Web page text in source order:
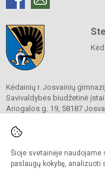
Šioje svetainėje
paslaugų kokybę,
Kėdainių r. Josvainių
Savivaldybės biudžetinė
Ariogalos g. 19, 58187
El. p.
Duomenys kaupiami ir
Juridinių asmenų registre
Įmonės kodas 191018728